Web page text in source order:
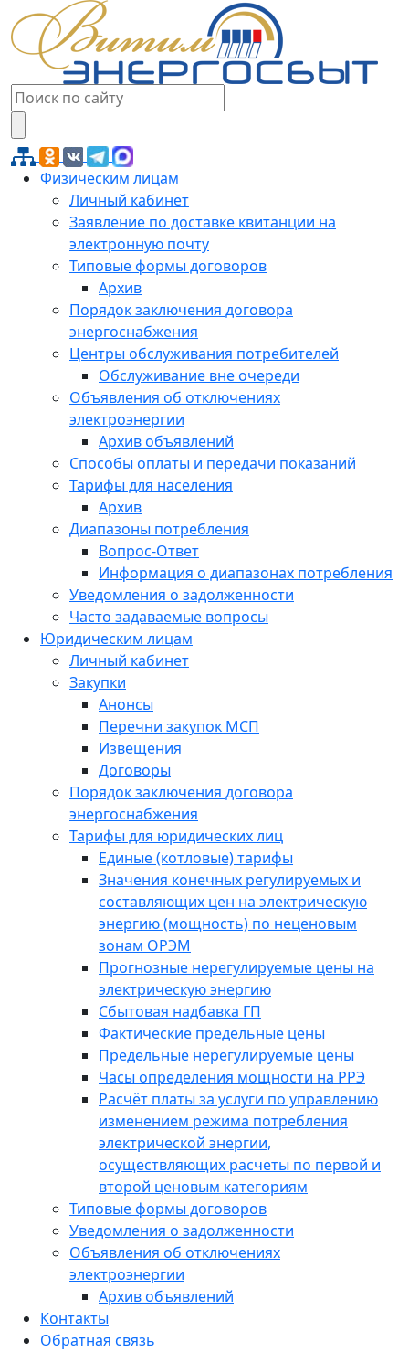
Физическим лицам
Личный кабинет
Заявление по доставке квитанции на
электронную почту
Типовые формы договоров
Архив
Порядок заключения договора
энергоснабжения
Центры обслуживания потребителей
Обслуживание вне очереди
Объявления об отключениях
электроэнергии
Архив объявлений
Способы оплаты и передачи показаний
Тарифы для населения
Архив
Диапазоны потребления
Вопрос-Ответ
Информация о диапазонах потребления
Уведомления о задолженности
Часто задаваемые вопросы
Юридическим лицам
Личный кабинет
Закупки
Анонсы
Перечни закупок МСП
Извещения
Договоры
Порядок заключения договора
энергоснабжения
Тарифы для юридических лиц
Единые (котловые) тарифы
Значения конечных регулируемых и
составляющих цен на электрическую
энергию (мощность) по неценовым
зонам ОРЭМ
Прогнозные нерегулируемые цены на
электрическую энергию
Сбытовая надбавка ГП
Фактические предельные цены
Предельные нерегулируемые цены
Часы определения мощности на РРЭ
Расчёт платы за услуги по управлению
изменением режима потребления
электрической энергии,
осуществляющих расчеты по первой и
второй ценовым категориям
Типовые формы договоров
Уведомления о задолженности
Объявления об отключениях
электроэнергии
Архив объявлений
Контакты
Обратная связь